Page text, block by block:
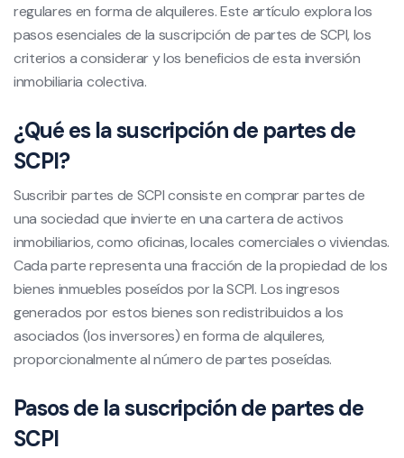
regulares en forma de alquileres. Este artículo explora los
pasos esenciales de la suscripción de partes de SCPI, los
criterios a considerar y los beneficios de esta inversión
inmobiliaria colectiva.
¿Qué es la suscripción de partes de
SCPI?
Suscribir partes de SCPI consiste en comprar partes de
una sociedad que invierte en una cartera de activos
inmobiliarios, como oficinas, locales comerciales o viviendas.
Cada parte representa una fracción de la propiedad de los
bienes inmuebles poseídos por la SCPI. Los ingresos
generados por estos bienes son redistribuidos a los
asociados (los inversores) en forma de alquileres,
proporcionalmente al número de partes poseídas.
Pasos de la suscripción de partes de
SCPI